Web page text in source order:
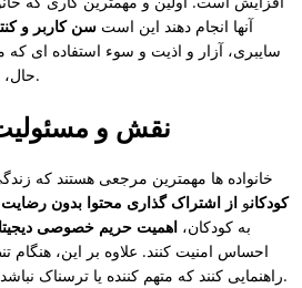
آنها انجام دهند این است سن کاربر و
سایبری، آزار و اذیت و سوء استفاده ای
حال، نظارت و نظارت مستمر، استفاده از اینترنت کودکان را ایمن تر می کند.
نقش و مسئولیت
خانواده ها مهمترین مرجعی هستند که
کودکانو از اشتراک گذاری محتوا بدون رضایت
به کودکان، اهمیت حریم خصوصی
احساس امنیت کنند. علاوه بر این، هنگام
راهنمایی کنند که متهم کننده یا ترسناک نباشد. به این ترتیب کودکان می توانند آگاهانه و ایمن تر در اینترنت عمل کنند.